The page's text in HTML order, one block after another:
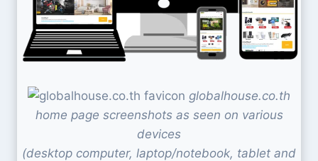
globalhouse.co.th
home page screenshots as seen on various
devices
(desktop computer, laptop/notebook, tablet and